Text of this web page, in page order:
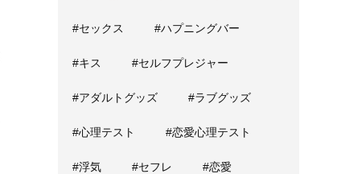
#セックス #ハプニングバー
#キス #セルフプレジャー
#アダルトグッズ #ラブグッズ
#心理テスト #恋愛心理テスト
#浮気 #セフレ #恋愛